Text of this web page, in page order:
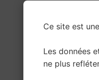
Ce site est
Les données
ne plus